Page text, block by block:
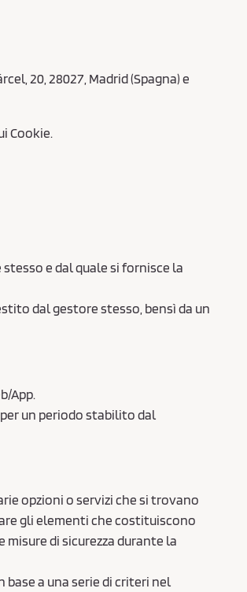
20, 28027, Madrid (Spagna) e
Cookie.
e dal quale si fornisce la
dal gestore stesso, bensì da un
App.
un periodo stabilito dal
opzioni o servizi che si trovano
gli elementi che costituiscono
di sicurezza durante la
a una serie di criteri nel